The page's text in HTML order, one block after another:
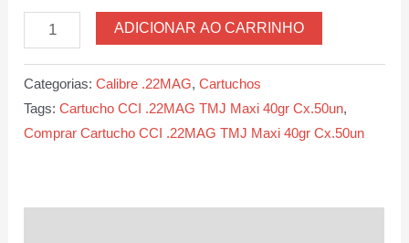
Cartucho
CCI
ADICIONAR AO CARRINHO
Categorias:Calibre .22MAG,Cartuchos
Tags:Cartucho CCI .22MAG TMJ Maxi 40gr Cx.50un,
Comprar Cartucho CCI .22MAG TMJ Maxi 40gr Cx.50un